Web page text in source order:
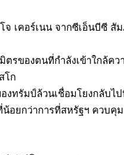
เคอร์เนน จากซีเอ็นบีซี
ตรของตนที่กำลังเข้าใกล้ค
โก
งทรัมป์ล้วนเชื่อมโยงกลับไ
น้อยกว่าการที่สหรัฐฯ ควบคุ